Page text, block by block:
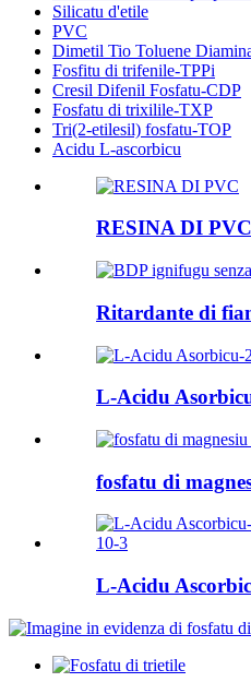
Silicatu d'etile
PVC
Dimetil Tio Toluene
Fosfitu di trifenile-TPPi
Cresil Difenil Fosfatu-CDP
Fosfatu di trixilile-TXP
Tri(2-etilesil) fosfatu-TOP
Acidu L-ascorbicu
RESINA DI PVC
Ritardante di
L-Acidu
fosfatu di
L-Acidu